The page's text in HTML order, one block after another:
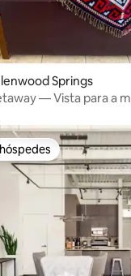
Springs
— Vista para a
preferidos dos